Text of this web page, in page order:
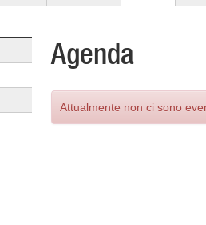
Agenda
Attualmente non ci sono